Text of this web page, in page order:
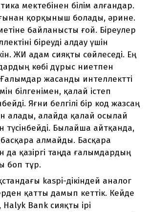
мектебінен білім алғандар.
қорқыныш болады, әрине.
байланысты ғой. Біреулер
біреуді алдау үшін
ЖИ адам сияқты сөйлеседі. Ең
көбі дұрыс ниетпен
жасанды интеллектті
білгенімен, қалай істеп
Яғни белгілі бір код жазсаң
алады, алайда қалай осылай
түсінбейді. Былайша айтқанда,
алмайды. Басқара
да қазіргі таңда ғалымдардың
боп тұр.
kaspi-дікіндей аналог
қатты дамып кеттік. Кейде
Halyk Bank сияқты ірі